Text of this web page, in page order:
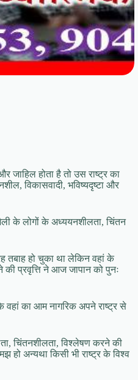
जाहिल होता है तो उस राष्ट्र का
विकासवादी, भविष्यदृष्टा और
के लोगों के अध्ययनशीलता, चिंतन
तबाह हो चुका था लेकिन वहां के
की प्रवृत्ति ने आज जापान को पुनः
वहां का आम नागरिक अपने राष्ट्र से
चिंतनशीलता, विश्लेषण करने की
हो अन्यथा किसी भी राष्ट्र के विश्व